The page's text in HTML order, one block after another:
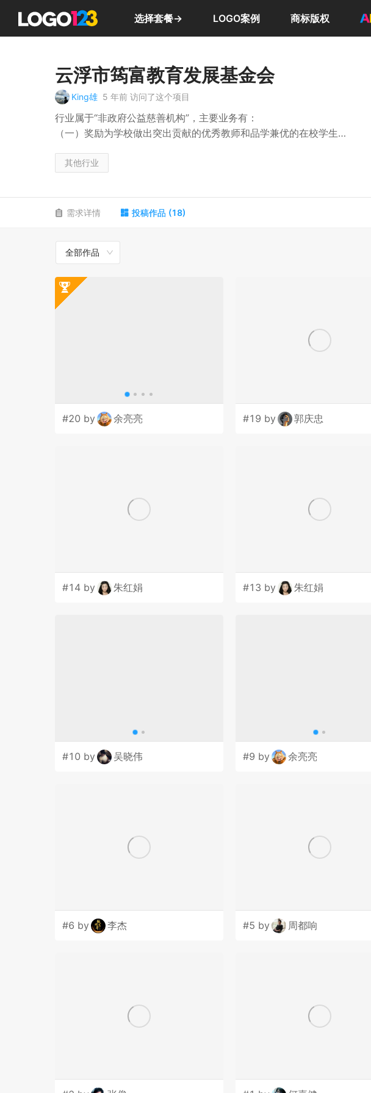
选择套餐→ LOGO案例 商标版权
云浮市筠富教育发展基金会
King雄 5 年前 访问了这个项目
行业属于“非政府公益慈善机构”，主要业务有：
（一）奖励为学校做出突出贡献的优秀教师和品学兼优的在校学生；
（三）资助学校人才引进、提高一线教师待遇；
（五）资助学校改善、更新教学、生活等设施；
（六）支持学校开展中外合作办学等学术活动；
其他行业
需求详情 投稿作品 (18)
全部作品
#20 by 余亮亮 #19 by 郭庆忠
#14 by 朱红娟 #13 by 朱红娟
#10 by 吴晓伟 #9 by 余亮亮
#6 by 李杰 #5 by 周都响